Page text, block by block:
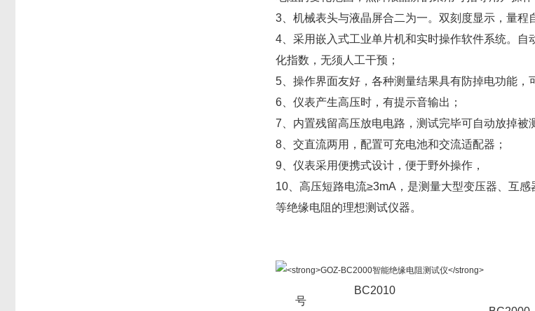
3、机械表头与液晶屏合二为一。双刻度显示，量程
4、采用嵌入式工业单片机和实时操作软件系统。
化指数，无须人工干预；
5、操作界面友好，各种测量结果具有防掉电功能，
6、仪表产生高压时，有提示音输出；
7、内置残留高压放电电路，测试完毕可自动放掉被
8、交直流两用，配置可充电池和交流适配器；
9、仪表采用便携式设计，便于野外操作，
10、高压短路电流≥3mA，是测量大型变压器、互
等绝缘电阻的理想测试仪器。
号
BC2010